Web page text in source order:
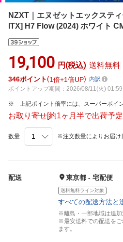
NZXT｜エヌゼットエックステ
ITX] H7 Flow (2024) ホワイト
19,100 円(税込) 送料無料
346ポイント 1倍 1倍UP
内訳
ポイントアップ期間：2026/08/11(火)
上記ポイント倍率には、スーパーポイ
お取り寄せ[約1ヶ月半で出荷予
数量 ※注文数量によりお届け
配送 東京都 - 宅配便
送料無料ライン対象
すべての配送方法と
※離島・一部地域は追加
※最安送料での配送をご
ます。